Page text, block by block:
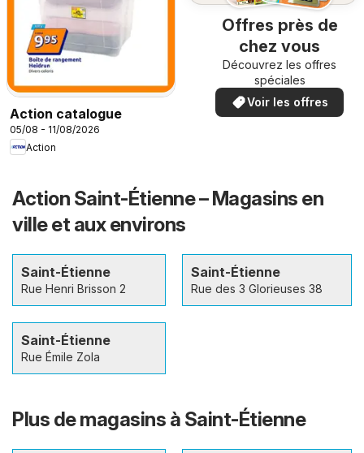
Action catalogue
05/08 - 11/08/2026
Action
Offres près de
chez vous
Découvrez les offres
spéciales
Voir les offres
Action Saint-Étienne – Magasins en
ville et aux environs
Saint-Étienne
Rue Henri Brisson 2
Saint-Étienne
Rue des 3 Glorieuses 38
Saint-Étienne
Rue Émile Zola
Plus de magasins à Saint-Étienne